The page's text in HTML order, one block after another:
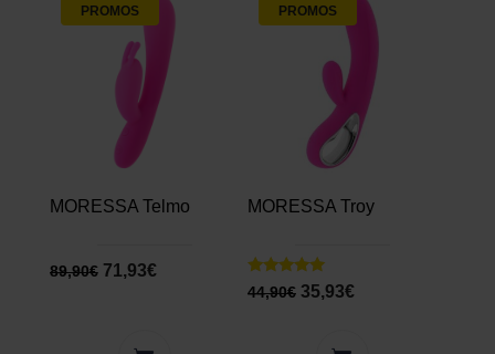
PROMOS
MORESSA Telmo
89,90€ 71,93€
PROMOS
MORESSA Troy
Note
5.00
44,90€ 35,93€